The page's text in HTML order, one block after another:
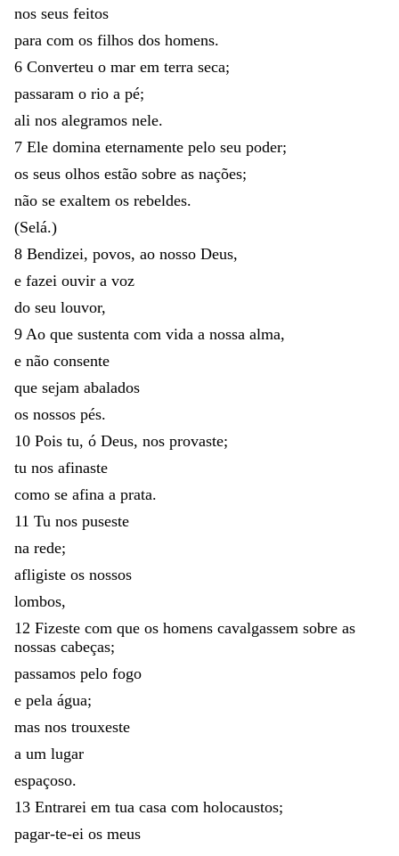
nos seus feitos
para com os filhos dos homens.
6 Converteu o mar em terra seca;
passaram o rio a pé;
ali nos alegramos nele.
7 Ele domina eternamente pelo seu poder;
os seus olhos estão sobre as nações;
não se exaltem os rebeldes.
(Selá.)
8 Bendizei, povos, ao nosso Deus,
e fazei ouvir a voz
do seu louvor,
9 Ao que sustenta com vida a nossa alma,
e não consente
que sejam abalados
os nossos pés.
10 Pois tu, ó Deus, nos provaste;
tu nos afinaste
como se afina a prata.
11 Tu nos puseste
na rede;
afligiste os nossos
lombos,
12 Fizeste com que os homens cavalgassem sobre as
nossas cabeças;
passamos pelo fogo
e pela água;
mas nos trouxeste
a um lugar
espaçoso.
13 Entrarei em tua casa com holocaustos;
pagar-te-ei os meus